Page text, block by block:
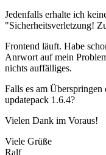
Jedenfalls erhalte ich
"Sicherheitsverletzung!
Frontend läuft. Habe
Anrwort auf mein
nichts auffälliges.
Falls es am
updatepack 1.6.4?
Vielen Dank im Voraus!
Viele Grüße
Ralf